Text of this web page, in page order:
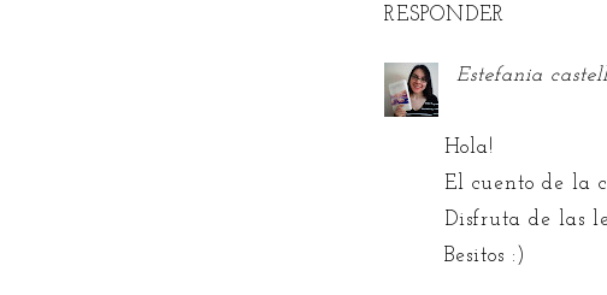
RESPONDER
Estefania
Hola!
El cuento de la
Disfruta de las
Besitos :)